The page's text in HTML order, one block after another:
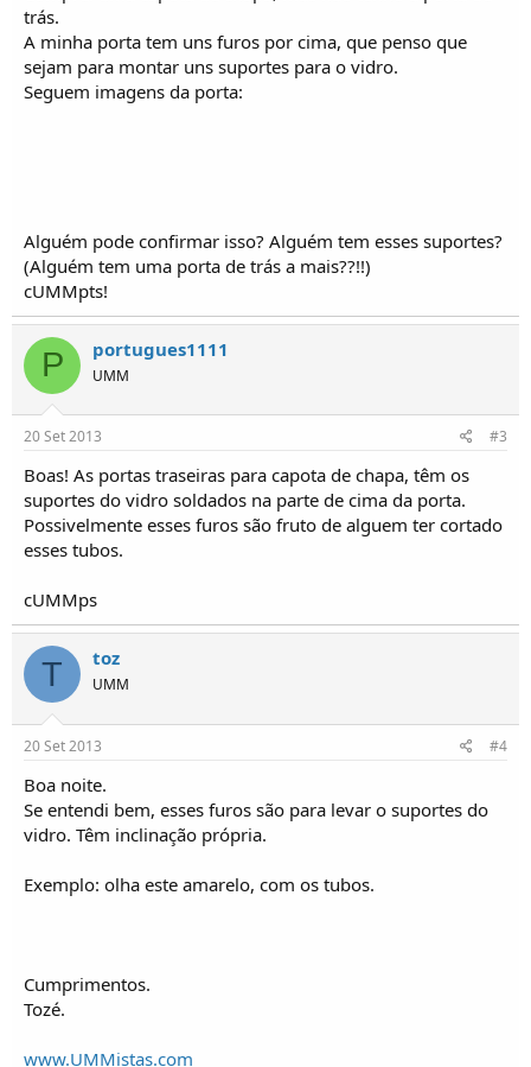
e
T
ó
p
i
i
trás.
A minha porta tem uns furos por cima, que penso que
sejam para montar uns suportes para o vidro.
Seguem imagens da porta:
Alguém pode confirmar isso? Alguém tem esses suportes?
(Alguém tem uma porta de trás a mais??!!)
cUMMpts!
P portugues1111
UMM
20 Set 2013 #3
Boas! As portas traseiras para capota de chapa, têm os
suportes do vidro soldados na parte de cima da porta.
Possivelmente esses furos são fruto de alguem ter cortado
esses tubos.
cUMMps
T toz
UMM
20 Set 2013 #4
Boa noite.
Se entendi bem, esses furos são para levar o suportes do
vidro. Têm inclinação própria.
Exemplo: olha este amarelo, com os tubos.
Cumprimentos.
Tozé.
www.UMMistas.com